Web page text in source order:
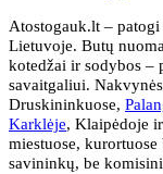
Atostogauk.lt –
Lietuvoje. Butų
kotedžai ir sodybos –
savaitgaliui.
Druskininkuose,
Karklėje, Klaipėdoje
miestuose,
savininkų, be